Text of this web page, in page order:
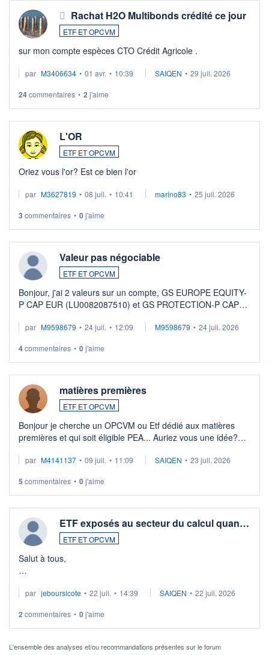
Rachat H2O Multibonds crédité ce jour
ETF ET OPCVM
sur mon compte espèces CTO Crédit Agricole .
par M3406634 • 01 avr. • 10:39 SAIQEN • 29 juil. 2026
24commentaires • 2 j'aime
L'OR
ETF ET OPCVM
Oriez vous l'or? Est ce bien l'or
par M3627819 • 08 juil. • 10:41 marino83 • 25 juil. 2026
3 commentaires • 0j'aime
Valeur pas négociable
ETF ET OPCVM
Bonjour, j'ai 2 valeurs sur un compte, GS EUROPE EQUITY-
P CAP EUR (LU0082087510) et GS PROTECTION-P CAP
veux procéder à la vente, on me signale ...
par M9598679 • 24 juil. • 12:09 M9598679 • 24 juil. 2026
4commentaires • 0j'aime
matières premières
ETF ET OPCVM
Bonjour je cherche un OPCVM ou Etf dédié aux matières
premières et qui soit éligible PEA... Auriez vous une idée?
par M4141137 • 09 juil. • 11:09 SAIQEN • 23 juil. 2026
5 commentaires • 0j'aime
ETF exposés au secteur du calcul quan…
ETF ET OPCVM
Salut à tous,
via un ETF plutôt que des actions individuelles.
Idéalement, je voudrais qu'il soit éligible au PEA.
Pour l' ...
par jeboursicote • 22 juil. • 14:39 SAIQEN • 22 juil. 2026
2 commentaires • 0j'aime
L'ensemble des analyses et/ou recommandations présentes sur le forum